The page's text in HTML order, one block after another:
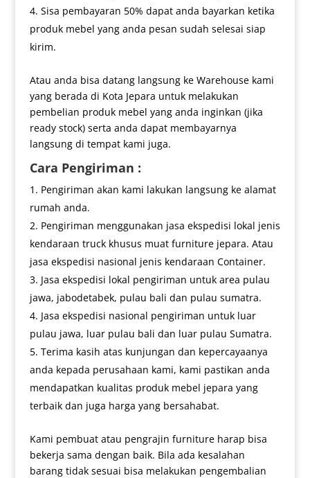
Sisa pembayaran 50% dapat anda bayarkan ketika
produk mebel yang anda pesan sudah selesai siap
kirim.
Atau anda bisa datang langsung ke Warehouse kami
yang berada di Kota Jepara untuk melakukan
pembelian produk mebel yang anda inginkan (jika
ready stock) serta anda dapat membayarnya
langsung di tempat kami juga.
Cara Pengiriman :
Pengiriman akan kami lakukan langsung ke alamat
rumah anda.
Pengiriman menggunakan jasa ekspedisi lokal jenis
kendaraan truck khusus muat furniture jepara. Atau
jasa ekspedisi nasional jenis kendaraan Container.
Jasa ekspedisi lokal pengiriman untuk area pulau
jawa, jabodetabek, pulau bali dan pulau sumatra.
Jasa ekspedisi nasional pengiriman untuk luar
pulau jawa, luar pulau bali dan luar pulau Sumatra.
Terima kasih atas kunjungan dan kepercayaanya
anda kepada perusahaan kami, kami pastikan anda
mendapatkan kualitas produk mebel jepara yang
terbaik dan juga harga yang bersahabat.
Kami pembuat atau pengrajin furniture harap bisa
bekerja sama dengan baik. Bila ada kesalahan
barang tidak sesuai bisa melakukan pengembalian